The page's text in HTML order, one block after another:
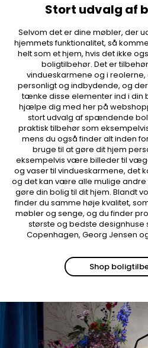
Stort udvalg af
Selvom det er dine møbler, der
hjemmets funktionalitet, så
helt som et hjem, hvis det ikke
boligtilbehør. Det er
vindueskarmene og i
personligt og indbydende, og
tænke disse elementer ind i din
hjælpe dig med her på
stort udvalg af spændende
praktisk tilbehør som
mens du også finder alt inden
bruge til at gøre dit hjem
eksempelvis være billeder til
og vaser til vindueskarmene, det
og det kan være alle mulige andre
gøre din bolig til dit hjem. Blandt
finder du samme høje kvalitet,
møbler og senge, og du finder
største og bedste designhuse
Copenhagen, Georg Jensen
Shop